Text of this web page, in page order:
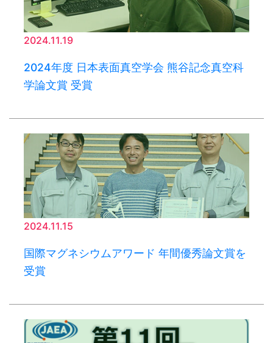
2024.11.19
2024年度 日本表面真空学会 熊谷記念真空科
学論文賞 受賞
2024.11.15
国際マグネシウムアワード 年間優秀論文賞を
受賞